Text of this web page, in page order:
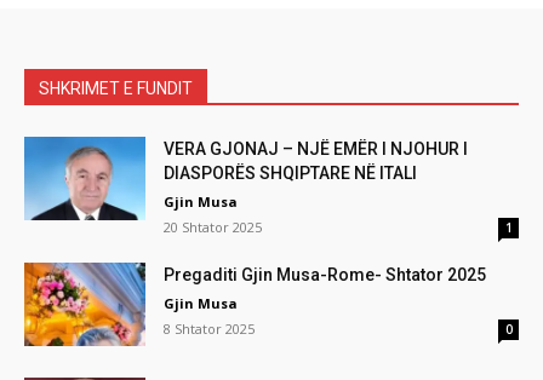
SHKRIMET E FUNDIT
VERA GJONAJ – NJË EMËR I NJOHUR I
DIASPORËS SHQIPTARE NË ITALI
Gjin Musa
20 Shtator 2025
1
Pregaditi Gjin Musa-Rome- Shtator 2025
Gjin Musa
8 Shtator 2025
0